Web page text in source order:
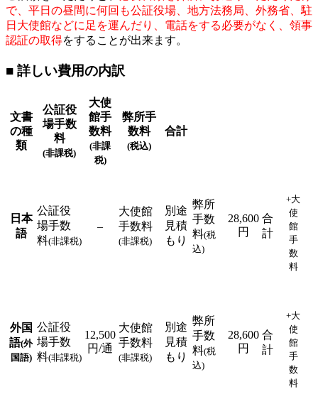
で、平日の昼間に何回も公証役場、地方法務局、外務省、駐
日大使館などに足を運んだり、電話をする必要がなく、領事
認証の取得をすることが出来ます。
■ 詳しい費用の内訳
文書
の種
類
公証役
場手数
料
(非課税)
大使
館手
数料
(非課
税)
弊所手
数料
(税込)
合計
日本
語
公証役
場手数
料(非課税)
–
大使館
手数料
(非課税)
別途
見積
もり
弊所
手数
料(税
込)
28,600
円
合
計
+大
使
館
手
数
料
外国
語(外
国語)
公証役
場手数
料(非課税)
12,500
円/通
大使館
手数料
(非課税)
別途
見積
もり
弊所
手数
料(税
込)
28,600
円
合
計
+大
使
館
手
数
料